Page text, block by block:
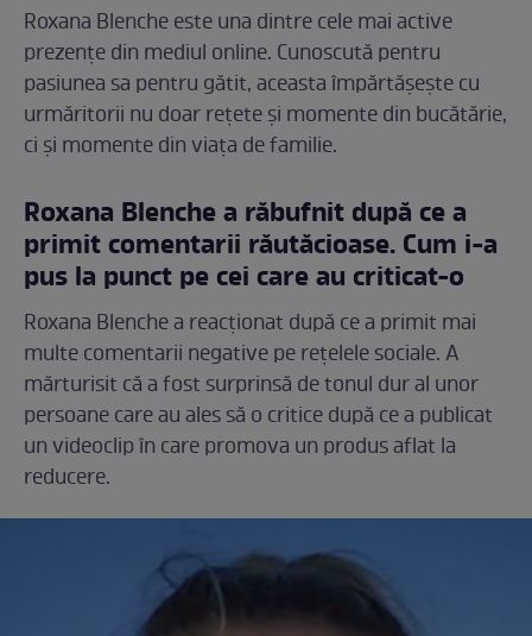
Roxana Blenche este una dintre cele mai active
prezențe din mediul online. Cunoscută pentru
pasiunea sa pentru gătit, aceasta împărtășește cu
urmăritorii nu doar rețete și momente din bucătărie,
ci și momente din viața de familie.
Roxana Blenche a răbufnit după ce a
primit comentarii răutăcioase. Cum i-a
pus la punct pe cei care au criticat-o
Roxana Blenche a reacționat după ce a primit mai
multe comentarii negative pe rețelele sociale. A
mărturisit că a fost surprinsă de tonul dur al unor
persoane care au ales să o critice după ce a publicat
un videoclip în care promova un produs aflat la
reducere.